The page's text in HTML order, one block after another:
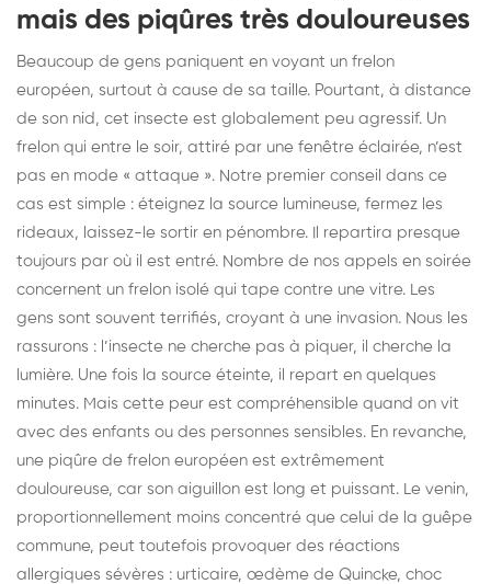
mais des piqûres très douloureuses
Beaucoup de gens paniquent en voyant un frelon
européen, surtout à cause de sa taille. Pourtant, à distance
de son nid, cet insecte est globalement peu agressif. Un
frelon qui entre le soir, attiré par une fenêtre éclairée, n’est
pas en mode « attaque ». Notre premier conseil dans ce
cas est simple : éteignez la source lumineuse, fermez les
rideaux, laissez-le sortir en pénombre. Il repartira presque
toujours par où il est entré. Nombre de nos appels en soirée
concernent un frelon isolé qui tape contre une vitre. Les
gens sont souvent terrifiés, croyant à une invasion. Nous les
rassurons : l’insecte ne cherche pas à piquer, il cherche la
lumière. Une fois la source éteinte, il repart en quelques
minutes. Mais cette peur est compréhensible quand on vit
avec des enfants ou des personnes sensibles. En revanche,
une piqûre de frelon européen est extrêmement
douloureuse, car son aiguillon est long et puissant. Le venin,
proportionnellement moins concentré que celui de la guêpe
commune, peut toutefois provoquer des réactions
allergiques sévères : urticaire, œdème de Quincke, choc